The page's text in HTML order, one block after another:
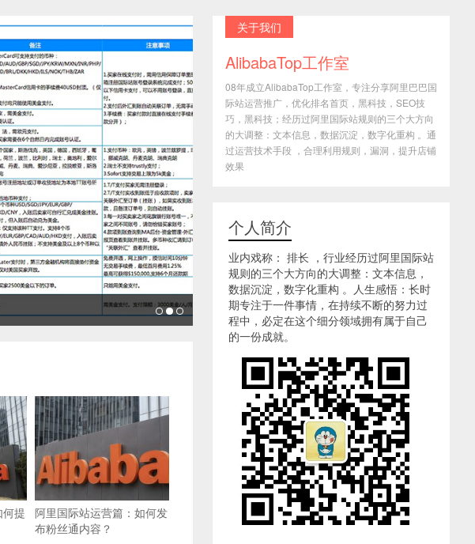
提
阿里国际站运营篇：如何发
布粉丝通内容？
关于我们
AlibabaTop工作室
08年成立AlibabaTop工作室，专注分享阿里巴巴国
际站运营推广，优化排名首页，黑科技，SEO技
巧，黑科技；经历过阿里国际站规则的三个大方向
的大调整：文本信息，数据沉淀，数字化重构 。通
过运营技术手段 ，合理利用规则，漏洞，提升店铺
效果
个人简介
业内戏称： 排长 ，行业经历过阿里国际站
规则的三个大方向的大调整：文本信息，
数据沉淀，数字化重构 。人生感悟：长时
期专注于一件事情，在持续不断的努力过
程中，必定在这个细分领域拥有属于自己
的一份成就。